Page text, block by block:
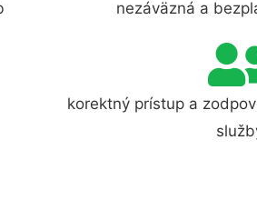
nezáväzná a
korektný prístup a